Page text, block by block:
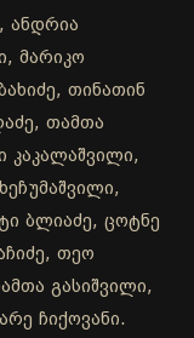
ანდრია
მარიკო
თინათინ
თამთა
კაკალაშვილი,
ბლიაძე, ცოტნე
თეო
გასიშვილი,
ჩიქოვანი.